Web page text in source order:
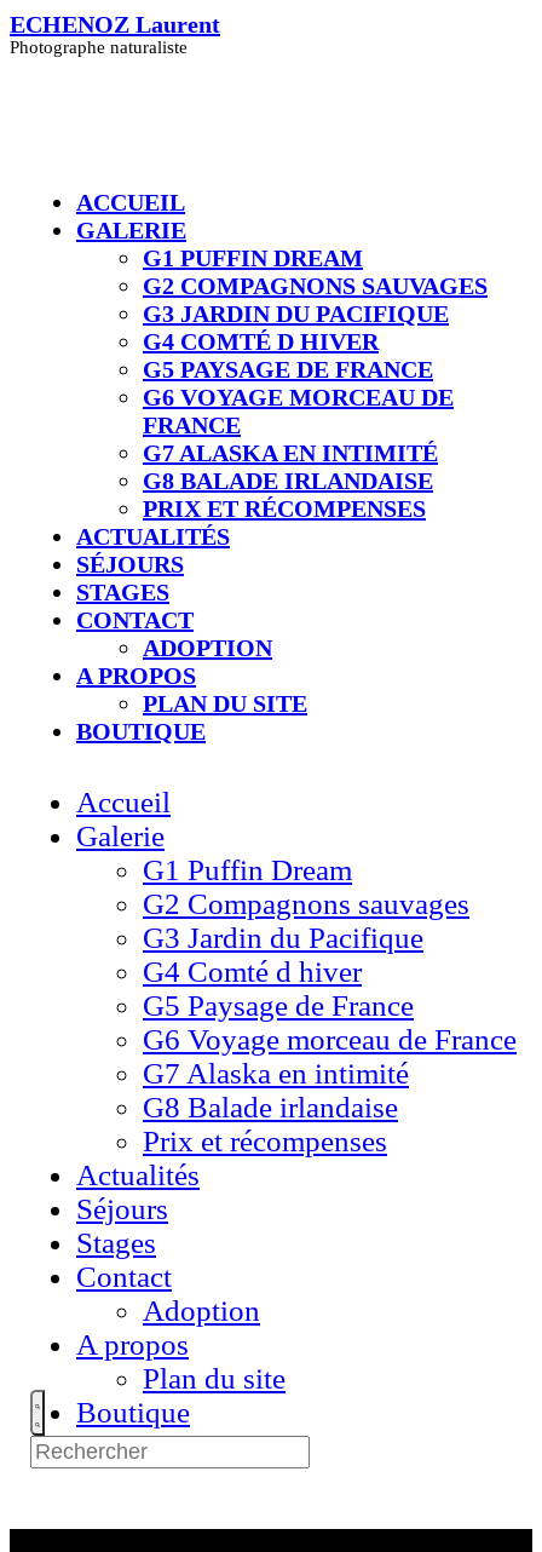
Skip
to
ECHENOZ Laurent
Photographe naturaliste
ACCUEIL
GALERIE
G1 PUFFIN DREAM
G2 COMPAGNONS SAUVAGES
G3 JARDIN DU PACIFIQUE
G4 COMTÉ D HIVER​
G5 PAYSAGE DE FRANCE
G6 VOYAGE MORCEAU DE
FRANCE
G7 ALASKA EN INTIMITÉ
G8 BALADE IRLANDAISE
PRIX ET RÉCOMPENSES
ACTUALITÉS
SÉJOURS
STAGES
CONTACT
ADOPTION
A PROPOS
PLAN DU SITE
BOUTIQUE
Accueil
Galerie
G1 Puffin Dream
G2 Compagnons sauvages
G3 Jardin du Pacifique
G4 Comté d hiver​
G5 Paysage de France
G6 Voyage morceau de France
G7 Alaska en intimité
G8 Balade irlandaise
Prix et récompenses
Actualités
Séjours
Stages
Contact
Adoption
A propos
Plan du site
Boutique